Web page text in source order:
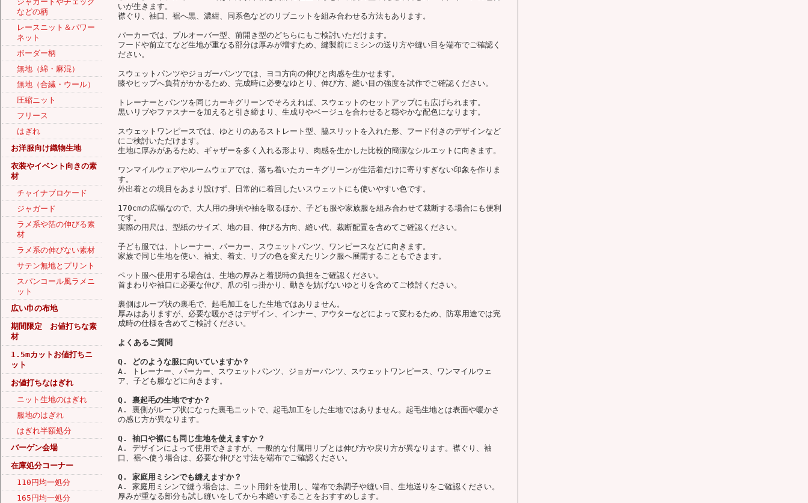
などの柄
レースニット＆パワー
ネット
ボーダー柄
無地（綿・麻混）
無地（合繊・ウール）
圧縮ニット
フリース
はぎれ
お洋服向け織物生地
衣装やイベント向きの素
材
チャイナブロケード
ジャガード
ラメ系や箔の伸びる素
材
ラメ系の伸びない素材
サテン無地とプリント
スパンコール風ラメニ
ット
広い巾の布地
期間限定 お値打ちな素
材
1.5mカットお値打ちニ
ット
お値打ちなはぎれ
ニット生地のはぎれ
服地のはぎれ
はぎれ半額処分
バーゲン会場
在庫処分コーナー
110円均一処分
165円均一処分
いが生きます。
襟ぐり、袖口、裾へ黒、濃紺、同系色などのリブニットを組み合わせる方法もあります。
パーカーでは、プルオーバー型、前開き型のどちらにもご検討いただけます。
フードや前立てなど生地が重なる部分は厚みが増すため、縫製前にミシンの送り方や縫い目を端布でご確認く
ださい。
スウェットパンツやジョガーパンツでは、ヨコ方向の伸びと肉感を生かせます。
膝やヒップへ負荷がかかるため、完成時に必要なゆとり、伸び方、縫い目の強度を試作でご確認ください。
トレーナーとパンツを同じカーキグリーンでそろえれば、スウェットのセットアップにも広げられます。
黒いリブやファスナーを加えると引き締まり、生成りやベージュを合わせると穏やかな配色になります。
スウェットワンピースでは、ゆとりのあるストレート型、脇スリットを入れた形、フード付きのデザインなど
にご検討いただけます。
生地に厚みがあるため、ギャザーを多く入れる形より、肉感を生かした比較的簡潔なシルエットに向きます。
ワンマイルウェアやルームウェアでは、落ち着いたカーキグリーンが生活着だけに寄りすぎない印象を作りま
す。
外出着との境目をあまり設けず、日常的に着回したいスウェットにも使いやすい色です。
170cmの広幅なので、大人用の身頃や袖を取るほか、子ども服や家族服を組み合わせて裁断する場合にも便利
です。
実際の用尺は、型紙のサイズ、地の目、伸びる方向、縫い代、裁断配置を含めてご確認ください。
子ども服では、トレーナー、パーカー、スウェットパンツ、ワンピースなどに向きます。
家族で同じ生地を使い、袖丈、着丈、リブの色を変えたリンク服へ展開することもできます。
ペット服へ使用する場合は、生地の厚みと着脱時の負担をご確認ください。
首まわりや袖口に必要な伸び、爪の引っ掛かり、動きを妨げないゆとりを含めてご検討ください。
裏側はループ状の裏毛で、起毛加工をした生地ではありません。
厚みはありますが、必要な暖かさはデザイン、インナー、アウターなどによって変わるため、防寒用途では完
成時の仕様を含めてご検討ください。
よくあるご質問
Q. どのような服に向いていますか？
A. トレーナー、パーカー、スウェットパンツ、ジョガーパンツ、スウェットワンピース、ワンマイルウェ
ア、子ども服などに向きます。
Q. 裏起毛の生地ですか？
A. 裏側がループ状になった裏毛ニットで、起毛加工をした生地ではありません。起毛生地とは表面や暖かさ
の感じ方が異なります。
Q. 袖口や裾にも同じ生地を使えますか？
A. デザインによって使用できますが、一般的な付属用リブとは伸び方や戻り方が異なります。襟ぐり、袖
口、裾へ使う場合は、必要な伸びと寸法を端布でご確認ください。
Q. 家庭用ミシンでも縫えますか？
A. 家庭用ミシンで縫う場合は、ニット用針を使用し、端布で糸調子や縫い目、生地送りをご確認ください。
厚みが重なる部分も試し縫いをしてから本縫いすることをおすすめします。